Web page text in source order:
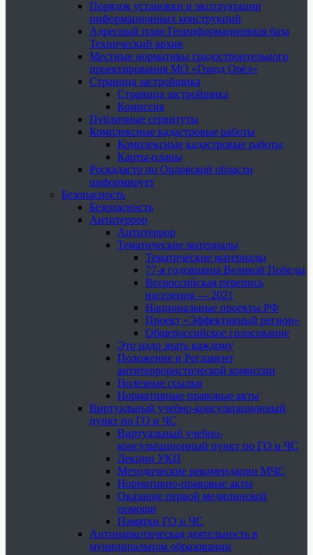
Порядок установки и эксплуатации
информационных конструкций
Адресный план Геоинформационная база
Технический архив
Местные нормативы градостроительного
проектирования МО «Город Орёл»
Страница застройщика
Страница застройщика
Комиссия
Публичные сервитуты
Комплексные кадастровые работы
Комплексные кадастровые работы
Карты-планы
Роскадастр по Орловской области
информирует
Безопасность
Безопасность
Антитеррор
Антитеррор
Тематические материалы
Тематические материалы
77-я годовщина Великой Победы
Всероссийская перепись
населения — 2021
Национальные проекты РФ
Проект «Эффективный регион»
Общероссийское голосование
Это надо знать каждому
Положение и Регламент
антитеррористической комиссии
Полезные ссылки
Нормативные правовые акты
Виртуальный учебно-консультационный
пункт по ГО и ЧС
Виртуальный учебно-
консультационный пункт по ГО и ЧС
Лекции УКП
Методические рекомендации МЧС
Нормативно-правовые акты
Оказание первой медицинской
помощи
Памятки ГО и ЧС
Антинаркотическая деятельность в
муниципальном образовании